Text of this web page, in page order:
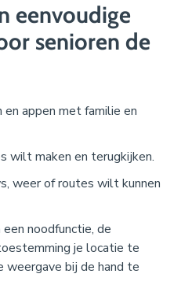
eenvoudige
senioren de
appen met familie en
wilt maken en terugkijken.
weer of routes wilt kunnen
noodfunctie, de
je locatie te
weergave bij de hand te